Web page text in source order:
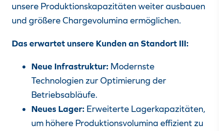
unsere Produktionskapazitäten weiter ausbauen
und größere Chargevolumina ermöglichen.
Das erwartet unsere Kunden an Standort III:
Neue Infrastruktur: Modernste
Technologien zur Optimierung der
Betriebsabläufe.
Neues Lager: Erweiterte Lagerkapazitäten,
um höhere Produktionsvolumina effizient zu